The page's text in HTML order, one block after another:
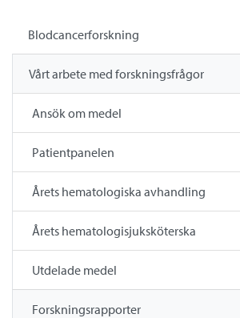
Blodcancerforskning
Vårt arbete med forskningsfrågor
Ansök om medel
Patientpanelen
Årets hematologiska avhandling
Årets hematologisjuksköterska
Utdelade medel
Forskningsrapporter